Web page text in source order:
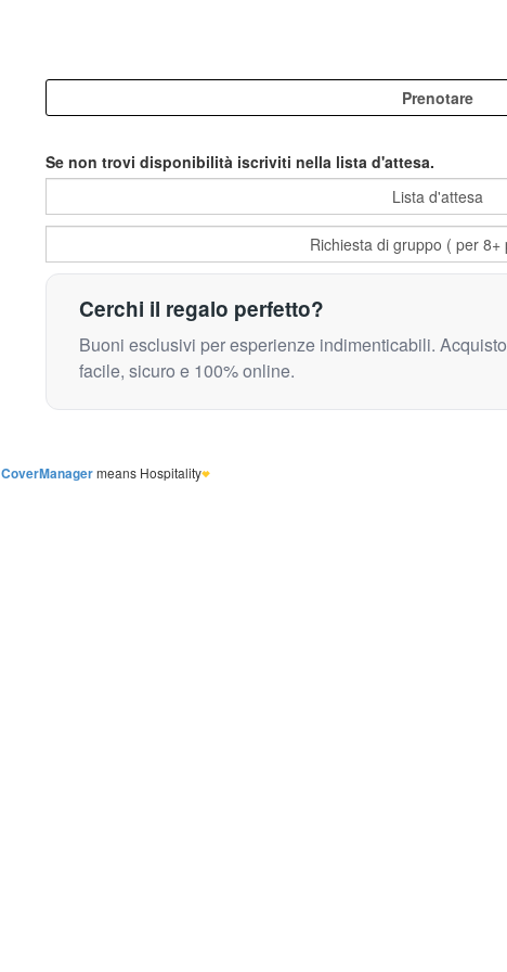
Se non trovi disponibilità iscriviti nella lista d'attesa.
Cerchi il regalo perfetto?
Buoni esclusivi per esperienze indimenticabili. Acquisto
facile, sicuro e 100% online.
CoverManagermeans Hospitality